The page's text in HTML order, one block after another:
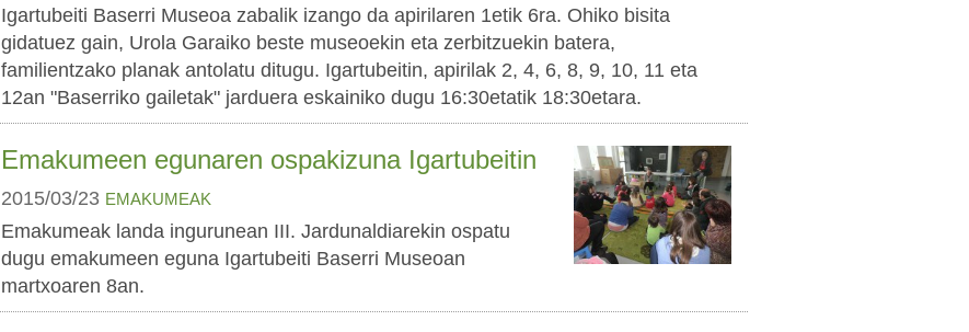
Igartubeiti Baserri Museoa zabalik izango da apirilaren 1etik 6ra. Ohiko bisita
gidatuez gain, Urola Garaiko beste museoekin eta zerbitzuekin batera,
familientzako planak antolatu ditugu. Igartubeitin, apirilak 2, 4, 6, 8, 9, 10, 11 eta
12an "Baserriko gailetak" jarduera eskainiko dugu 16:30etatik 18:30etara.
Emakumeen egunaren ospakizuna Igartubeitin
2015/03/23 EMAKUMEAK
Emakumeak landa ingurunean III. Jardunaldiarekin ospatu
dugu emakumeen eguna Igartubeiti Baserri Museoan
martxoaren 8an.